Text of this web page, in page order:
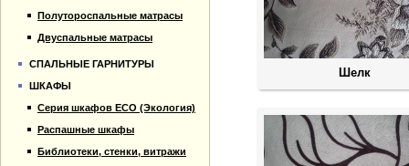
Шелк
Полутороспальные матрасы
Двуспальные матрасы
СПАЛЬНЫЕ ГАРНИТУРЫ
ШКАФЫ
Серия шкафов ECO (Экология)
Распашные шкафы
Библиотеки, стенки, витражи